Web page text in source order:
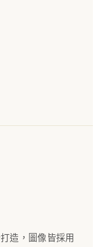
造，圖像皆採用